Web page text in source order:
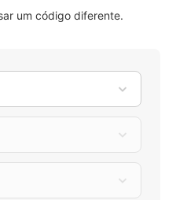
um código diferente.